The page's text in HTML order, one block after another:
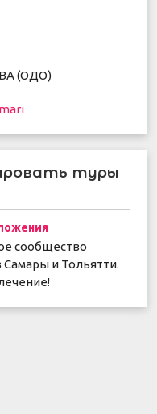
(ОДО)
туры
сообщество
Самары и Тольятти.